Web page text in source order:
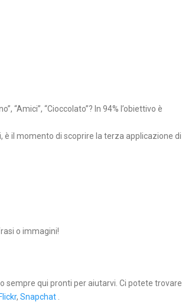
“Amici”, “Cioccolato”? In 94% l’obiettivo è
è il momento di scoprire la terza applicazione di
o immagini!
sempre qui pronti per aiutarvi. Ci potete trovare
Flickr, Snapchat